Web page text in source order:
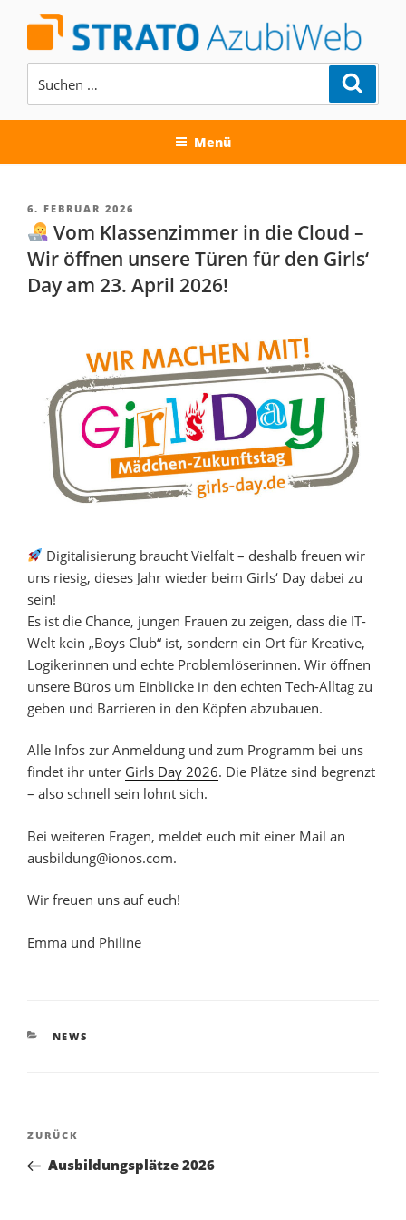
Inhalt
springen
nach:
AUSBILDUNG BEI DER STRATO
Menü
VERÖFFENTLICHT
AM
6. FEBRUAR 2026
Vom Klassenzimmer in die Cloud –
Wir öffnen unsere Türen für den Girls‘
Day am 23. April 2026!
Digitalisierung braucht Vielfalt – deshalb freuen wir
uns riesig, dieses Jahr wieder beim Girls‘ Day dabei zu
sein!
Es ist die Chance, jungen Frauen zu zeigen, dass die IT-
Welt kein „Boys Club“ ist, sondern ein Ort für Kreative,
Logikerinnen und echte Problemlöserinnen. Wir öffnen
unsere Büros um Einblicke in den echten Tech-Alltag zu
geben und Barrieren in den Köpfen abzubauen.
Alle Infos zur Anmeldung und zum Programm bei uns
findet ihr unter Girls Day 2026. Die Plätze sind begrenzt
– also schnell sein lohnt sich.
Bei weiteren Fragen, meldet euch mit einer Mail an
ausbildung@ionos.com.
Wir freuen uns auf euch!
Emma und Philine
KATEGORIEN
NEWS
Beitragsnavigation
Vorheriger
Beitrag
ZURÜCK
Ausbildungsplätze 2026